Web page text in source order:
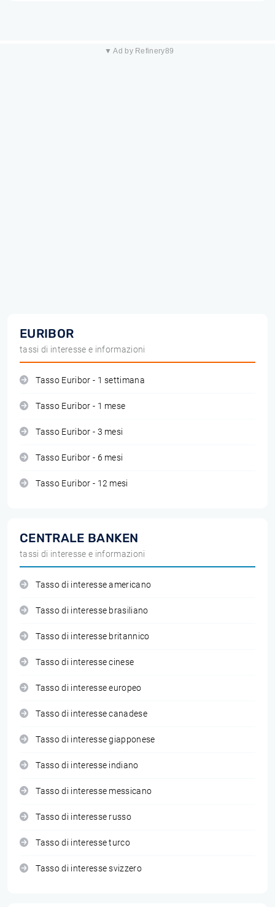
▼ Ad by Refinery89
EURIBOR
tassi di interesse e informazioni
Tasso Euribor - 1 settimana
Tasso Euribor - 1 mese
Tasso Euribor - 3 mesi
Tasso Euribor - 6 mesi
Tasso Euribor - 12 mesi
CENTRALE BANKEN
tassi di interesse e informazioni
Tasso di interesse americano
Tasso di interesse brasiliano
Tasso di interesse britannico
Tasso di interesse cinese
Tasso di interesse europeo
Tasso di interesse canadese
Tasso di interesse giapponese
Tasso di interesse indiano
Tasso di interesse messicano
Tasso di interesse russo
Tasso di interesse turco
Tasso di interesse svizzero